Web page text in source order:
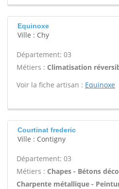
Equinoxe
Ville : Chy
Département: 03
Métiers : Climatisation
Voir la fiche artisan : Equinoxe
Courtinat frederic
Ville : Contigny
Département: 03
Métiers : Chapes - Bétons
Charpente métallique -